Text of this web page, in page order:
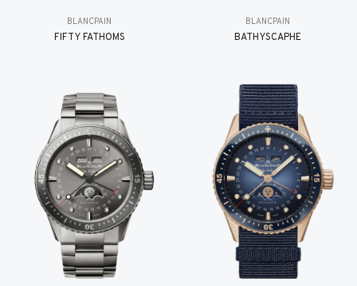
BLANCPAIN
FIFTY FATHOMS
BLANCPAIN
BATHYSCAPHE